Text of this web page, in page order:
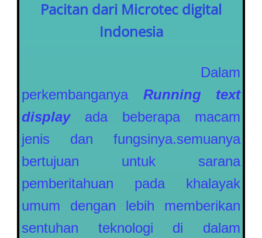
Pacitan dari Microtec digital
Indonesia
Dalam
perkembanganya Running text
displayada beberapa macam
jenis dan fungsinya.semuanya
bertujuan untuk sarana
pemberitahuan pada khalayak
umum dengan lebih memberikan
sentuhan teknologi di dalam